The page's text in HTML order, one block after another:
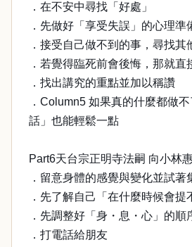
．在不安中尋找「好處」
．先做好「享受失誤」的心理準
．接受自己做不到的事，尋找其
．若覺得臨死前會後悔，那就直
．找出講究的重點並加以稱讚
．Column5 如果真的什麼都做
話」也能輕鬆一點
Part6天台宗正明寺法嗣 向小林
．留意身體的感覺與變化並試著
．先了解自己「在什麼時候會提
．先調整好「身・息・心」的順
．打電話給朋友